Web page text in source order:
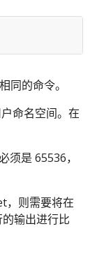
同的命令。
命名空间。在
须是 65536，
，则需要将在
输出进行比